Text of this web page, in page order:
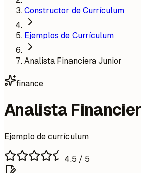
Constructor de Currículum
Ejemplos de Currículum
Analista Financiera Junior
finance
Analista
Ejemplo de currículum
4.5 / 5